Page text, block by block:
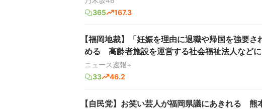
365
167.3
【福岡地裁】「妊娠を理由に退職や帰国を強要
める 高齢者施設を運営する社会福祉法人など
ニュース速報+
33
46.2
【自民党】お笑い芸人が福岡県議にあきれる